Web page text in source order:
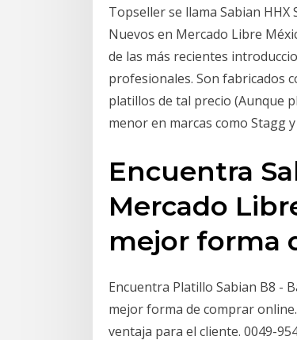
Topseller se llama Sabian HHX
Nuevos en Mercado Libre
de las más recientes
profesionales. Son fabricados
platillos de tal precio (Aunque
menor en marcas como Stagg
Encuentra
Mercado
mejor forma
Encuentra Platillo Sabian B8 -
mejor forma de comprar
ventaja para el cliente. 0049-